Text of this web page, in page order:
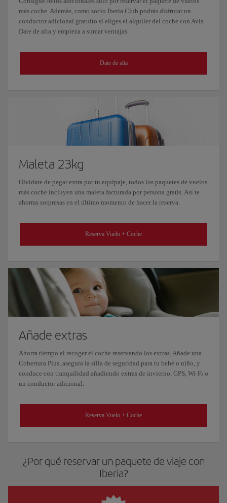
más coche. Además, como socio Iberia Club podrás disfrutar un
conductor adicional gratuito si eliges el alquiler del coche con Avis.
Date de alta y empieza a sumar ventajas.
Date de alta
Maleta 23kg
Olvídate de pagar extra por tu equipaje, todos los paquetes de vuelos
más coche incluyen una maleta facturada por persona gratis. Así te
ahorras sorpresas en el último momento de hacer la reserva.
Reserva Vuelo + Coche
Añade extras
Ahorra tiempo al recoger el coche reservando los extras. Añade una
Cobertura Plus, asegura la silla de seguridad para tu bebé o niño, y
conduce con tranquilidad añadiendo extras de invierno, GPS, Wi-Fi o
un conductor adicional.
Reserva Vuelo + Coche
¿Por qué reservar un paquete de viaje con
Iberia?